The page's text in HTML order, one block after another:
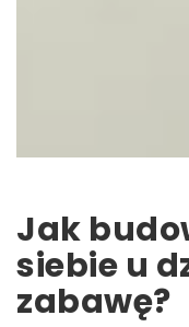
Jak
siebie u
zabawę?